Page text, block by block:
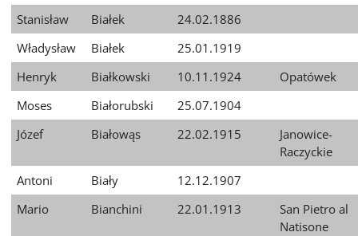
Stanisław
Białek
24.02.1886
Władysław
Białek
25.01.1919
Henryk
Białkowski 10.11.1924
Opatówek
Moses
Białorubski
25.07.1904
Józef
Białowąs 22.02.1915
Janowice-
Raczyckie
Antoni
Biały
12.12.1907
Mario
Bianchini 22.01.1913
San Pietro al
Natisone